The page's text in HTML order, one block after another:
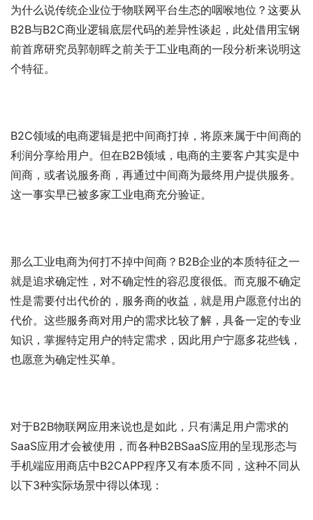
为什么说传统企业位于物联网平台生态的咽喉地位？这要从
B2B与B2C商业逻辑底层代码的差异性谈起，此处借用宝钢
前首席研究员郭朝晖之前关于工业电商的一段分析来说明这
个特征。
B2C领域的电商逻辑是把中间商打掉，将原来属于中间商的
利润分享给用户。但在B2B领域，电商的主要客户其实是中
间商，或者说服务商，再通过中间商为最终用户提供服务。
这一事实早已被多家工业电商充分验证。
那么工业电商为何打不掉中间商？B2B企业的本质特征之一
就是追求确定性，对不确定性的容忍度很低。而克服不确定
性是需要付出代价的，服务商的收益，就是用户愿意付出的
代价。这些服务商对用户的需求比较了解，具备一定的专业
知识，掌握特定用户的特定需求，因此用户宁愿多花些钱，
也愿意为确定性买单。
对于B2B物联网应用来说也是如此，只有满足用户需求的
SaaS应用才会被使用，而各种B2BSaaS应用的呈现形态与
手机端应用商店中B2CAPP程序又有本质不同，这种不同从
以下3种实际场景中得以体现：